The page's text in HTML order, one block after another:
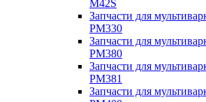
M42S
Запчасти для
PM330
Запчасти для
PM380
Запчасти для
PM381
Запчасти для